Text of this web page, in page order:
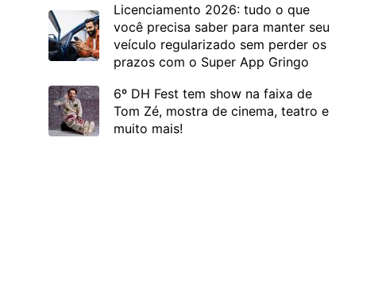
Licenciamento 2026: tudo o que
você precisa saber para manter seu
veículo regularizado sem perder os
prazos com o Super App Gringo
6º DH Fest tem show na faixa de
Tom Zé, mostra de cinema, teatro e
muito mais!